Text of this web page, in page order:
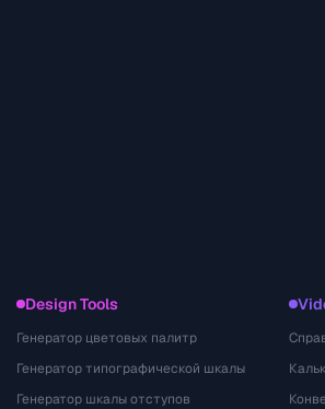
Design Tools
Генератор цветовых палитр
Генератор типографической шкалы
Генератор шкалы отступов